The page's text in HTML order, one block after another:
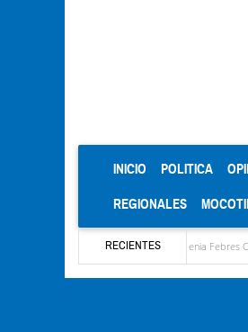
INICIO (CURRENT)
POLITICA
REGIONALES
RECIENTES
por María Eugenia Febres Cordero R.